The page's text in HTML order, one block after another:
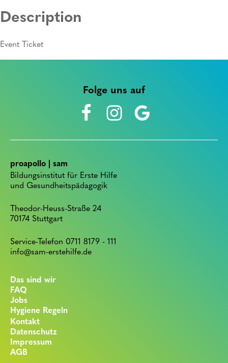
Description
Event Ticket
Folge uns auf
proapollo | sam
Bildungsinstitut für Erste Hilfe
und Gesundheitspädagogik
Theodor-Heuss-Straße 24
70174 Stuttgart
Service-Telefon 0711 8179 - 111
info@sam-erstehilfe.de
Das sind wir
FAQ
Jobs
Hygiene Regeln
Kontakt
Datenschutz
Impressum
AGB